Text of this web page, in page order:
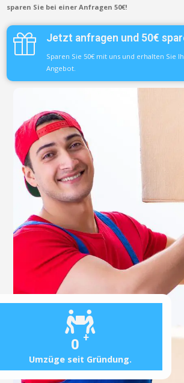
0 +
Umzüge seit Gründung.
sparen Sie bei einer Anfragen 50€!
Jetzt anfragen und 50€
Sparen Sie 50€ mit uns und erhalten Sie
Angebot.